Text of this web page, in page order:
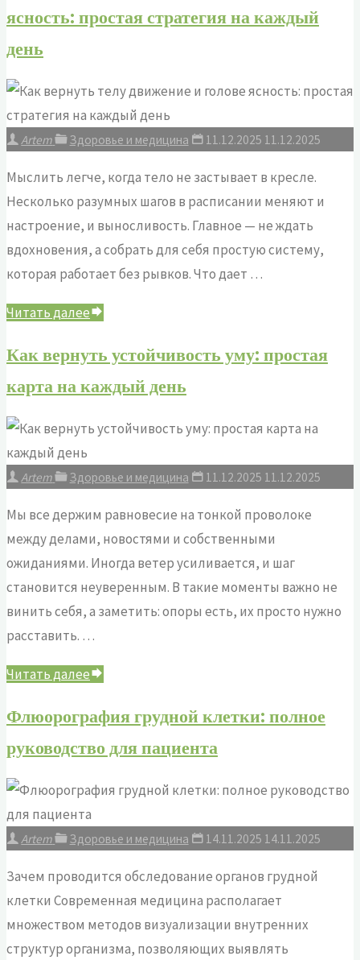
как
вовремя"
ясность: простая стратегия на каждый
день
Artem Здоровье и медицина 11.12.2025 11.12.2025
Мыслить легче, когда тело не застывает в кресле.
Несколько разумных шагов в расписании меняют и
настроение, и выносливость. Главное — не ждать
вдохновения, а собрать для себя простую систему,
которая работает без рывков. Что дает …
Читать далее
телу
движение
голове
простая
на
Как вернуть устойчивость уму: простая
карта на каждый день
Artem Здоровье и медицина 11.12.2025 11.12.2025
Мы все держим равновесие на тонкой проволоке
между делами, новостями и собственными
ожиданиями. Иногда ветер усиливается, и шаг
становится неуверенным. В такие моменты важно не
винить себя, а заметить: опоры есть, их просто нужно
расставить. …
Читать далее
устойчивость
уму:
карта
каждый
Флюорография грудной клетки: полное
руководство для пациента
Artem Здоровье и медицина 14.11.2025 14.11.2025
Зачем проводится обследование органов грудной
клетки Современная медицина располагает
множеством методов визуализации внутренних
структур организма, позволяющих выявлять